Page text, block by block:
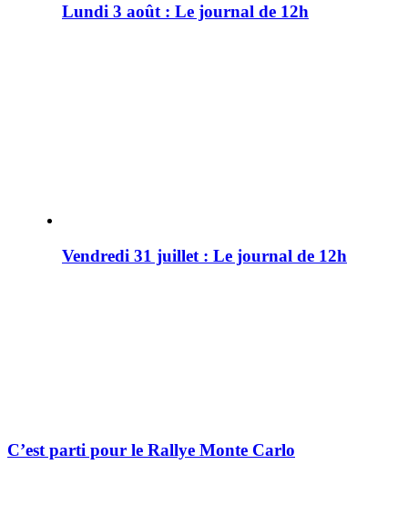
Lundi 3 août : Le journal de 12h
Vendredi 31 juillet : Le journal de 12h
C’est parti pour le Rallye Monte Carlo